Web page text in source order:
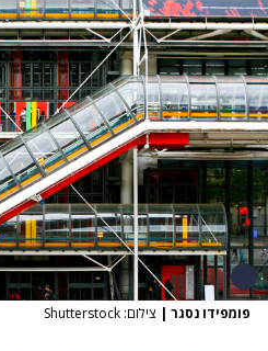
פומפידו נסגר | צילום: Shutterstock